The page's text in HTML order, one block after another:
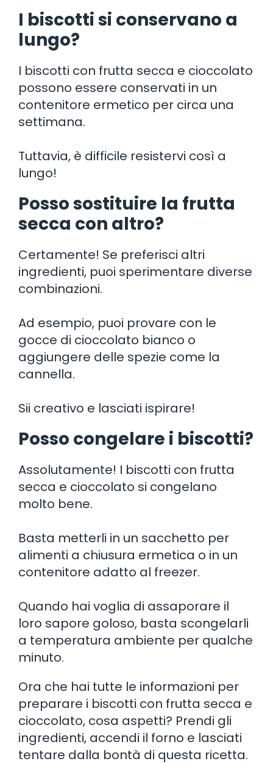
I biscotti si conservano a
lungo?
I biscotti con frutta secca e cioccolato
possono essere conservati in un
contenitore ermetico per circa una
settimana.
Tuttavia, è difficile resistervi così a
lungo!
Posso sostituire la frutta
secca con altro?
Certamente! Se preferisci altri
ingredienti, puoi sperimentare diverse
combinazioni.
Ad esempio, puoi provare con le
gocce di cioccolato bianco o
aggiungere delle spezie come la
cannella.
Sii creativo e lasciati ispirare!
Posso congelare i biscotti?
Assolutamente! I biscotti con frutta
secca e cioccolato si congelano
molto bene.
Basta metterli in un sacchetto per
alimenti a chiusura ermetica o in un
contenitore adatto al freezer.
Quando hai voglia di assaporare il
loro sapore goloso, basta scongelarli
a temperatura ambiente per qualche
minuto.
Ora che hai tutte le informazioni per
preparare i biscotti con frutta secca e
cioccolato, cosa aspetti? Prendi gli
ingredienti, accendi il forno e lasciati
tentare dalla bontà di questa ricetta.